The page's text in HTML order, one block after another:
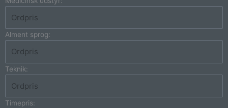
Alment sprog:
Teknik:
Timepris: